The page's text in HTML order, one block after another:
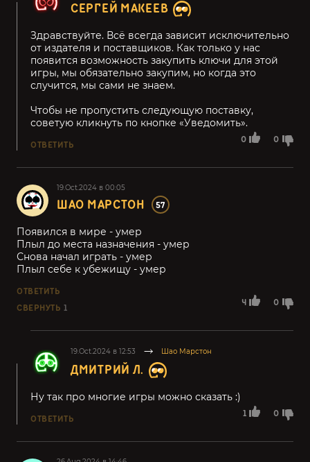
СЕРГЕЙ МАКЕЕВ
0 0
Здравствуйте. Всё всегда зависит исключительно
от издателя и поставщиков. Как только у нас
появится возможность закупить ключи для этой
игры, мы обязательно закупим, но когда это
случится, мы сами не знаем.
Чтобы не пропустить следующую поставку,
советую кликнуть по кнопке «Уведомить».
ОТВЕТИТЬ
19.Oct.2024 в 00:05
ШАО МАРСТОН 57
4 0
Появился в мире - умер
Плыл до места назначения - умер
Снова начал играть - умер
Плыл себе к убежищу - умер
ОТВЕТИТЬ
СВЕРНУТЬ 1
19.Oct.2024 в 12:53 Шао Марстон
ДМИТРИЙ Л.
1 0
Ну так про многие игры можно сказать :)
ОТВЕТИТЬ